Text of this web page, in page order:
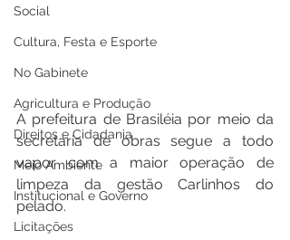
Social
Cultura, Festa e Esporte
No Gabinete
Agricultura e Produção
Direitos e Cidadania
Meio Ambiente
Institucional e Governo
Licitações
A prefeitura de Brasiléia por meio da
secretaria de obras segue a todo
vapor com a maior operação de
limpeza da gestão Carlinhos do
pelado.